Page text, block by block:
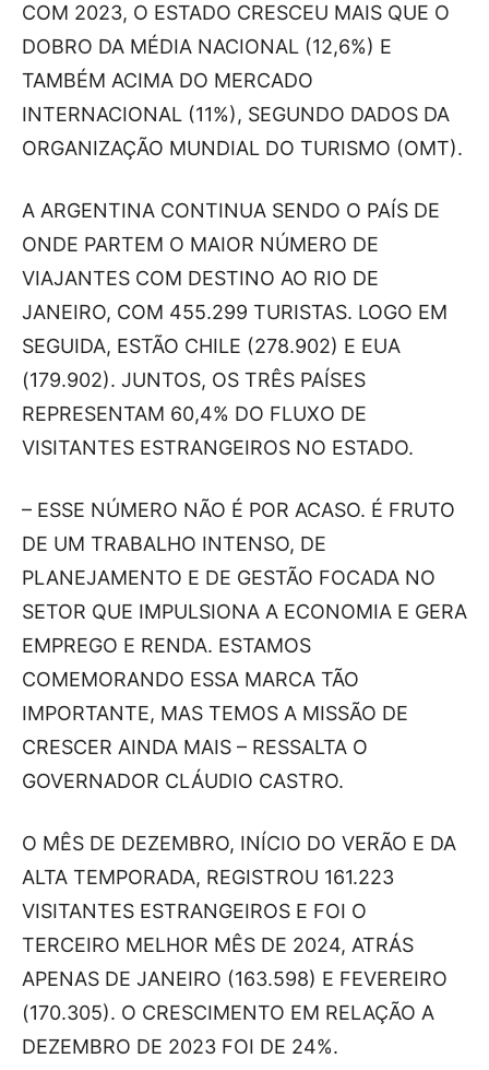
COM 2023, O ESTADO CRESCEU MAIS QUE O
DOBRO DA MÉDIA NACIONAL (12,6%) E
TAMBÉM ACIMA DO MERCADO
INTERNACIONAL (11%), SEGUNDO DADOS DA
ORGANIZAÇÃO MUNDIAL DO TURISMO (OMT).
A ARGENTINA CONTINUA SENDO O PAÍS DE
ONDE PARTEM O MAIOR NÚMERO DE
VIAJANTES COM DESTINO AO RIO DE
JANEIRO, COM 455.299 TURISTAS. LOGO EM
SEGUIDA, ESTÃO CHILE (278.902) E EUA
(179.902). JUNTOS, OS TRÊS PAÍSES
REPRESENTAM 60,4% DO FLUXO DE
VISITANTES ESTRANGEIROS NO ESTADO.
– ESSE NÚMERO NÃO É POR ACASO. É FRUTO
DE UM TRABALHO INTENSO, DE
PLANEJAMENTO E DE GESTÃO FOCADA NO
SETOR QUE IMPULSIONA A ECONOMIA E GERA
EMPREGO E RENDA. ESTAMOS
COMEMORANDO ESSA MARCA TÃO
IMPORTANTE, MAS TEMOS A MISSÃO DE
CRESCER AINDA MAIS – RESSALTA O
GOVERNADOR CLÁUDIO CASTRO.
O MÊS DE DEZEMBRO, INÍCIO DO VERÃO E DA
ALTA TEMPORADA, REGISTROU 161.223
VISITANTES ESTRANGEIROS E FOI O
TERCEIRO MELHOR MÊS DE 2024, ATRÁS
APENAS DE JANEIRO (163.598) E FEVEREIRO
(170.305). O CRESCIMENTO EM RELAÇÃO A
DEZEMBRO DE 2023 FOI DE 24%.